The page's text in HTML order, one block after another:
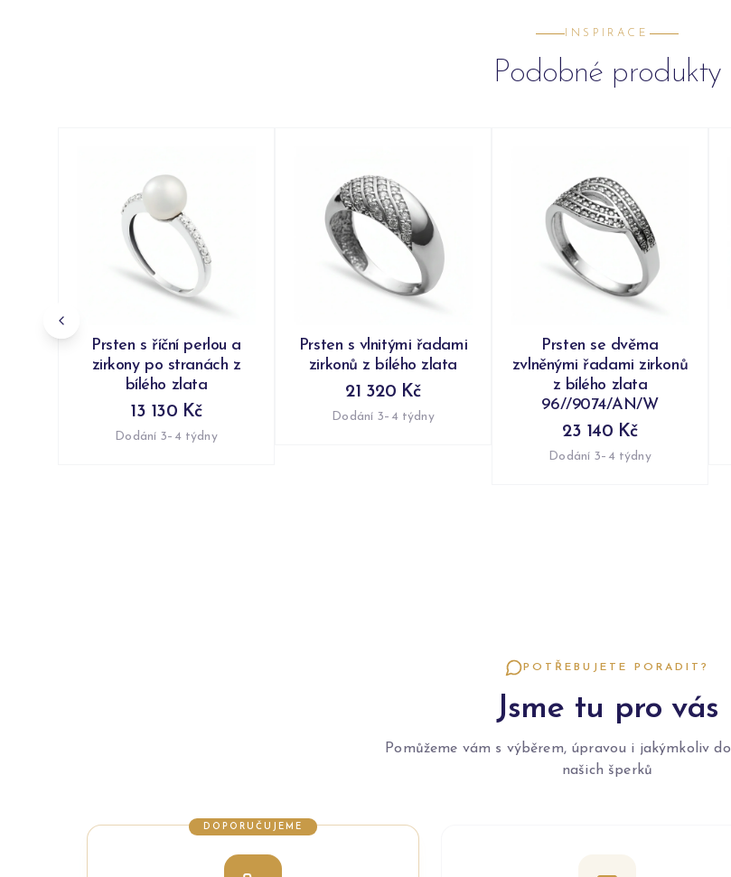
INSPIRACE
Podobné produkty
Prsten s říční perlou a
zirkony po stranách z
bílého zlata
13 130 Kč
Dodání 3–4 týdny
Prsten s vlnitými řadami
zirkonů z bílého zlata
21 320 Kč
Dodání 3–4 týdny
Prsten se dvěma
zvlněnými řadami zirkonů
z bílého zlata
96//9074/AN/W
23 140 Kč
Dodání 3–4 týdny
POTŘEBUJETE PORADIT?
Jsme tu pro vás
Pomůžeme vám s výběrem, úpravou i jakýmkoliv
našich šperků
DOPORUČUJEME